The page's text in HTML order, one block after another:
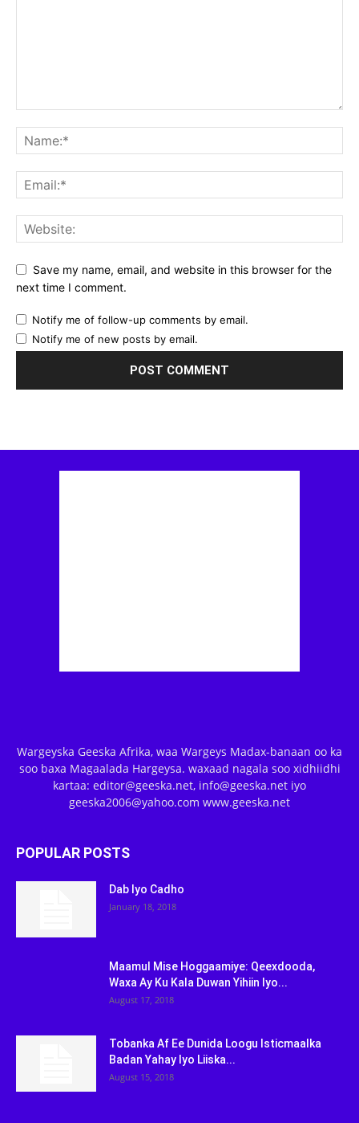
Save my name, email, and website in this browser for the
next time I comment.
Notify me of follow-up comments by email.
Notify me of new posts by email.
Wargeyska Geeska Afrika, waa Wargeys Madax-banaan oo ka
soo baxa Magaalada Hargeysa. waxaad nagala soo xidhiidhi
kartaa: editor@geeska.net, info@geeska.net iyo
geeska2006@yahoo.com www.geeska.net
POPULAR POSTS
Dab Iyo Cadho
January 18, 2018
Maamul Mise Hoggaamiye: Qeexdooda,
Waxa Ay Ku Kala Duwan Yihiin Iyo...
August 17, 2018
Tobanka Af Ee Dunida Loogu Isticmaalka
Badan Yahay Iyo Liiska...
August 15, 2018